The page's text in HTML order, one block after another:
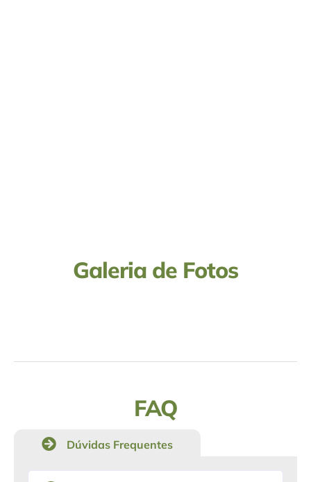
Galeria de Fotos
FAQ
Dúvidas Frequentes